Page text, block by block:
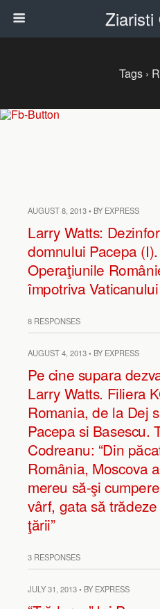
Ziaristi
Tags ›
AUGUST 8, 2013 • BY EXPRESS
Larry Watts:
domnului Pacepa (I).
Operaţiunile
împotriva Vaticanului
8 RESPONSES
AUGUST 4, 2013 • BY EXPRESS
Pe cine supara
Larry Watts. Filiera
Romania, de la Dej
Pacepa si Basescu.
Codreanu: “Din
România, Moscova
mereu să-şi
vârf, gata să
ţării”
3 RESPONSES
JULY 31, 2013 • BY EXPRESS